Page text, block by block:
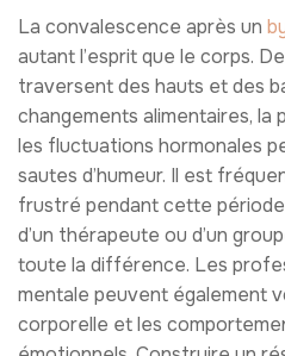
La convalescence après un
autant l’esprit que le corps.
traversent des hauts et des
changements alimentaires, la
les fluctuations hormonales
sautes d’humeur. Il est
frustré pendant cette
d’un thérapeute ou d’un
toute la différence. Les
mentale peuvent également
corporelle et les